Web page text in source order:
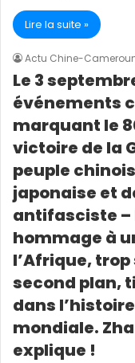
Lire la suite »
Actu Chine-
Le 3
événements
marquant le
victoire de la
peuple
japonaise et
antifasciste –
hommage à
l’Afrique,
second plan,
dans
mondiale.
explique !